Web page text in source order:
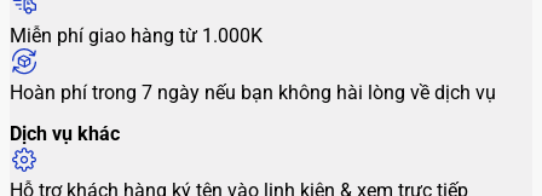
Miễn phí giao hàng từ 1.000K
Hoàn phí trong 7 ngày nếu bạn không hài lòng về dịch vụ
Dịch vụ khác
Hỗ trợ khách hàng ký tên vào linh kiện & xem trực tiếp